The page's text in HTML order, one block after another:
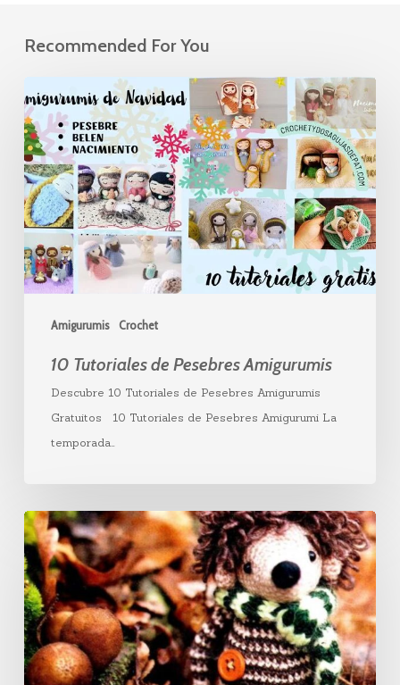
Recommended For You
Amigurumis Crochet
Tutoriales
de
Pesebres
Amigurumis
10 Tutoriales de Pesebres Amigurumis
Descubre 10 Tutoriales de Pesebres Amigurumis
Gratuitos 10 Tutoriales de Pesebres Amigurumi La
temporada…
Erizo
amigurumi
paso
a
paso